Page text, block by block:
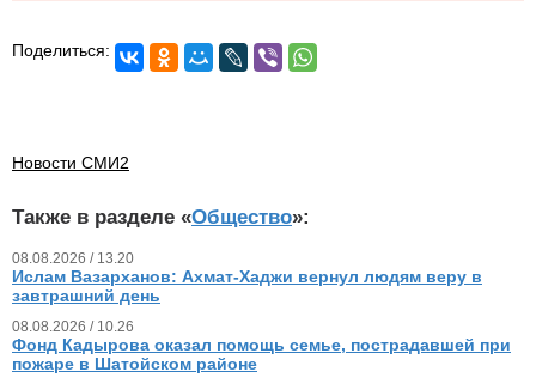
Поделиться:
Новости СМИ2
Также в разделе «Общество»:
08.08.2026 / 13.20
Ислам Вазарханов: Ахмат-Хаджи вернул людям веру в
завтрашний день
08.08.2026 / 10.26
Фонд Кадырова оказал помощь семье, пострадавшей при
пожаре в Шатойском районе